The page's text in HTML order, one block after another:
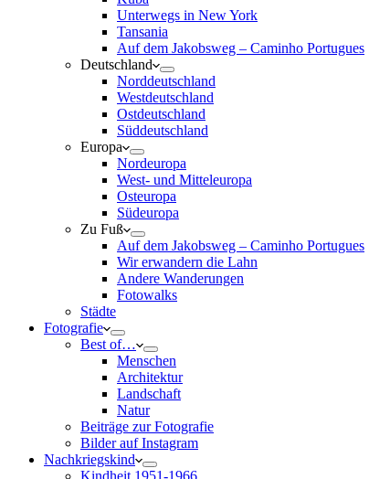
Unterwegs in New York
Tansania
Auf dem Jakobsweg – Caminho Portugues
Deutschland
Norddeutschland
Westdeutschland
Ostdeutschland
Süddeutschland
Europa
Nordeuropa
West- und Mitteleuropa
Osteuropa
Südeuropa
Zu Fuß
Auf dem Jakobsweg – Caminho Portugues
Wir erwandern die Lahn
Andere Wanderungen
Fotowalks
Städte
Fotografie
Best of…
Menschen
Architektur
Landschaft
Natur
Beiträge zur Fotografie
Bilder auf Instagram
Nachkriegskind
Kindheit 1951-1966